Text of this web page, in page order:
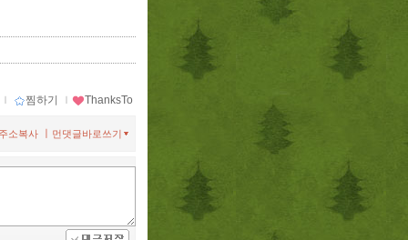
ｌ 찜하기 ｌ ThanksTo
먼댓글바로쓰기
소복사